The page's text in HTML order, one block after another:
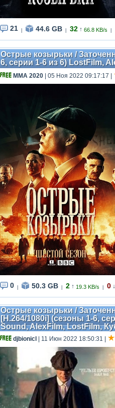
21 44.6 GB 32 ↑ 66.8 KB/s
Острые козырьки /
6, серии 1-6 из 6) LostFilm,
MMA 2020 | 05 Ноя 2022 09:17:17
0 50.3 GB 2 ↑ 19.3 KB/s 0 ↓
Острые козырьки /
[H.264/1080i] (сезоны 1-6,
Sound, AlexFilm, LostFilm,
djbionicl | 11 Июн 2022 18:50:31